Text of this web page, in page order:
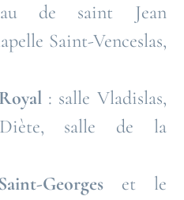
de saint Jean
Saint-Venceslas,
: salle Vladislas,
salle de la
Georgeset le